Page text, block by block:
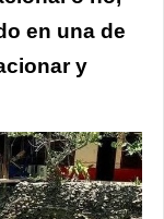
en una de
y